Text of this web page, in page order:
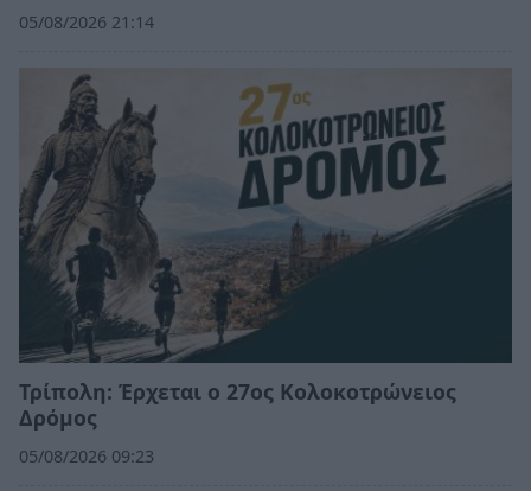
05/08/2026 21:14
Τρίπολη: Έρχεται ο 27ος Κολοκοτρώνειος
Δρόμος
05/08/2026 09:23